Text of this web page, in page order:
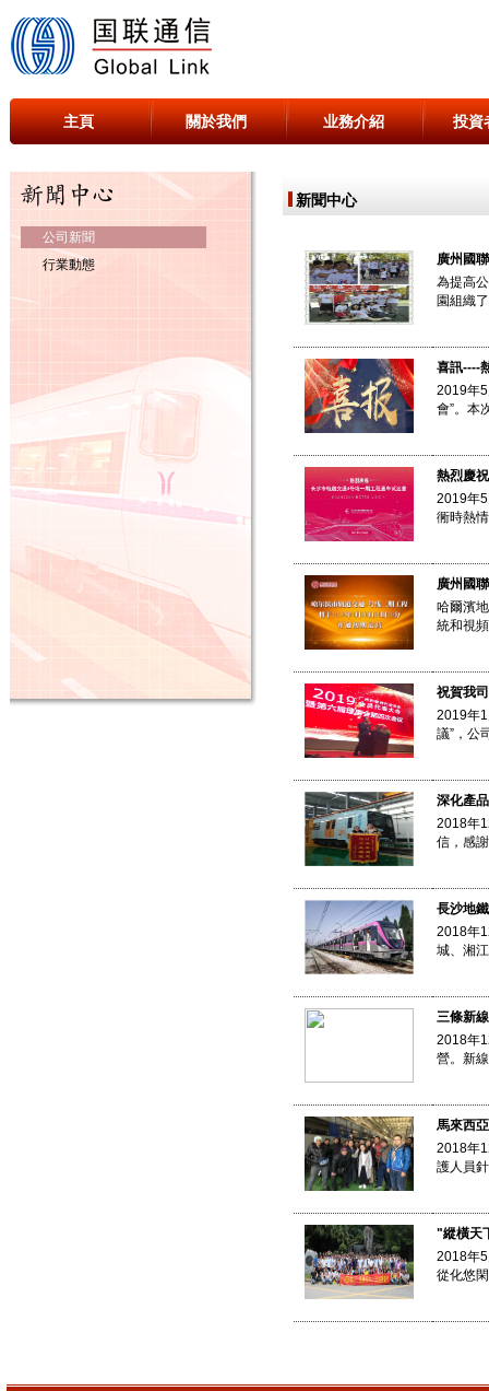
主頁 關於我們 业務介紹 投資
公司新聞
行業動態
新聞中心
廣州國
為提高
園組織
喜訊----
2019年5
會”。本
熱烈慶
2019年
衕時熱
廣州國
哈爾濱
統和視
祝賀我
2019年
議”，公
深化產
2018年
信，感
長沙地
2018年
城、湘
三條新
2018年
營。新
馬來西
2018年
護人員
"縱橫天
2018年
從化悠